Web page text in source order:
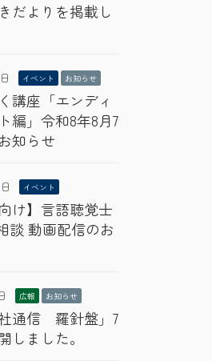
だよりを掲載し
イベント お知らせ
講座「エンディ
編」令和8年8月7
知らせ
イベント
け】言語聴覚士
談 動画配信のお
広報 お知らせ
社通信 羅針盤」7
しました。